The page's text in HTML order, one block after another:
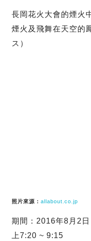
長岡花火大會的煙火
煙火及飛舞在天空的
ス）
照片來源： allabout.co.jp
期間：2016年8月2
上7:20 ~ 9:15